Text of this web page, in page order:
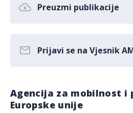
Preuzmi publikacije
Prijavi se na Vjesnik
Agencija za mobilnost i
Europske unije